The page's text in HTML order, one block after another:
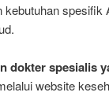
spesifik
dokter spesialis
website